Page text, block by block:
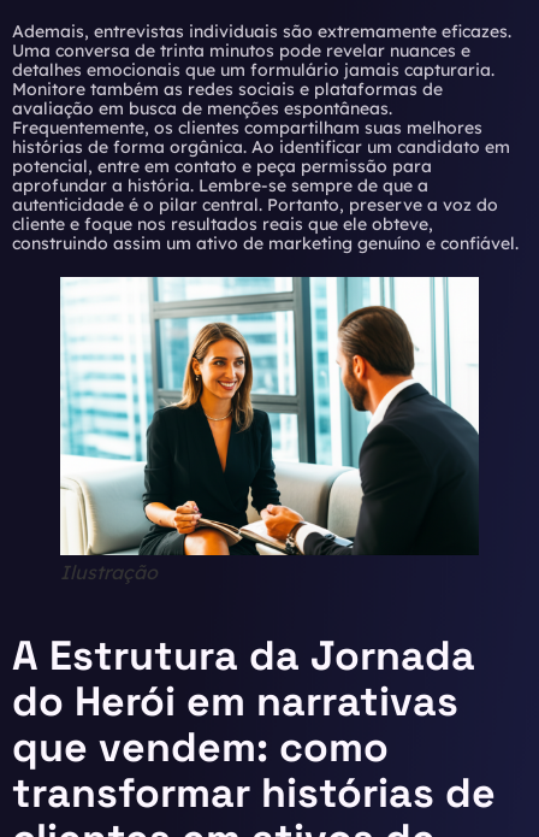
Ademais, entrevistas individuais são extremamente eficazes.
Uma conversa de trinta minutos pode revelar nuances e
detalhes emocionais que um formulário jamais capturaria.
Monitore também as redes sociais e plataformas de
avaliação em busca de menções espontâneas.
Frequentemente, os clientes compartilham suas melhores
histórias de forma orgânica. Ao identificar um candidato em
potencial, entre em contato e peça permissão para
aprofundar a história. Lembre-se sempre de que a
autenticidade é o pilar central. Portanto, preserve a voz do
cliente e foque nos resultados reais que ele obteve,
construindo assim um ativo de marketing genuíno e confiável.
Ilustração
A Estrutura da Jornada
do Herói em narrativas
que vendem: como
transformar histórias de